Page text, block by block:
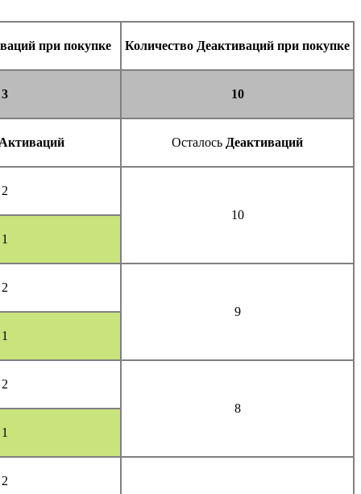
при покупке Количество Деактиваций при покупке
3 10
Активаций Осталось Деактиваций
2
10
1
2
9
1
2
8
1
2